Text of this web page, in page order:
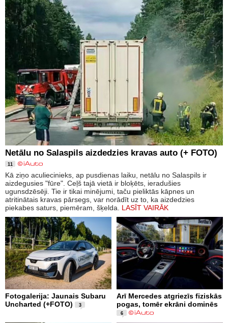
Netālu no Salaspils aizdedzies kravas auto (+ FOTO)
11
Kā ziņo aculiecinieks, ap pusdienas laiku, netālu no Salaspils ir
aizdegusies "fūre". Ceļš tajā vietā ir bloķēts, ieradušies
ugunsdzēsēji. Tie ir tikai minējumi, taču pieliktās kāpnes un
atritinātais kravas pārsegs, var norādīt uz to, ka aizdedzies
piekabes saturs, piemēram, šķelda. LASĪT VAIRĀK
Fotogalerija: Jaunais Subaru
Uncharted (+FOTO)
3
Arī Mercedes atgriezīs fiziskās
pogas, tomēr ekrāni dominēs
6